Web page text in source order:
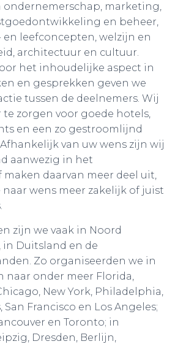
ondernemerschap, marketing,
en beheer,
leefconcepten, welzijn en
architectuur en cultuur.
het inhoudelijke aspect in
en gesprekken geven we
tussen de deelnemers. Wij
zorgen voor goede hotels,
en een zo gestroomlijnd
van uw wens zijn wij
aanwezig in het
maken daarvan meer deel uit,
wens meer zakelijk of juist
zijn we vaak in Noord
in Duitsland en de
Zo organiseerden we in
naar onder meer Florida,
New York, Philadelphia,
San Francisco en Los Angeles;
en Toronto; in
Dresden, Berlijn,